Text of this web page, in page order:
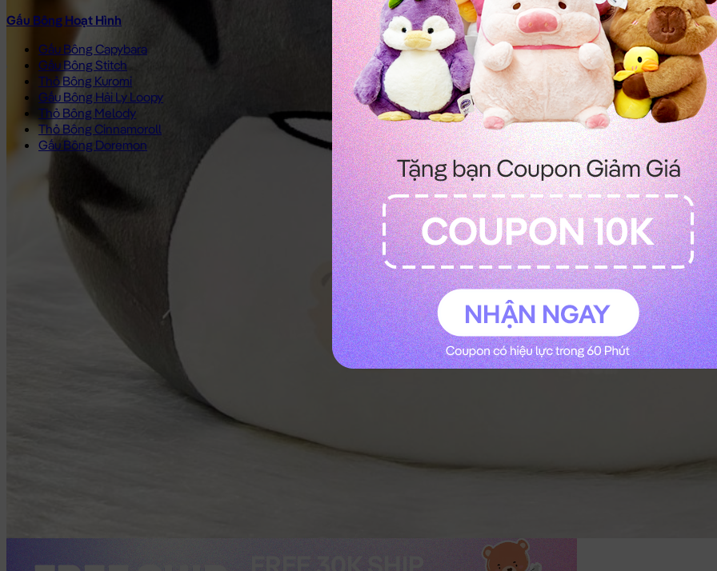
Gấu Bông Hoạt Hình
Gấu Bông Capybara
Gấu Bông Stitch
Thỏ Bông Kuromi
Gấu Bông Hải Ly Loopy
Thỏ Bông Melody
Thỏ Bông Cinnamoroll
Gấu Bông Doremon